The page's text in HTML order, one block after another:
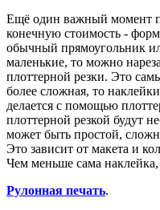
Ещё один важный момент
конечную стоимость -
обычный прямоугольник
маленькие, то можно
плоттерной резки. Это
более сложная, то
делается с помощью
плоттерной резкой будут
может быть простой,
Это зависит от макета и
Чем меньше сама наклейка,
Рулонная печать.